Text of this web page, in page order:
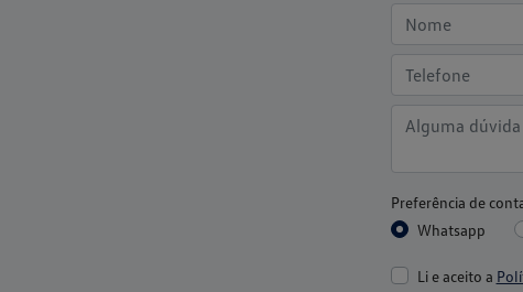
Preferência de
Whatsapp
Li e aceito a